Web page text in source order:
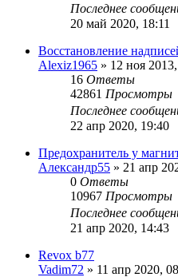
Последнее
20 май 2020, 18:11
Восстановление
Alexiz1965 » 12 ноя
16 Ответы
42861 Просмотры
Последнее
22 апр 2020, 19:40
Предохранитель у
Александр55 » 21 апр
0 Ответы
10967 Просмотры
Последнее
21 апр 2020, 14:43
Revox b77
Vadim72 » 11 апр 2020,